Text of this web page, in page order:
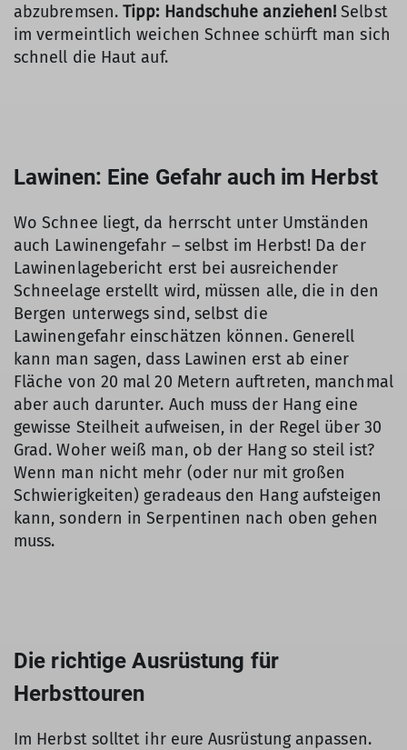
abzubremsen.Tipp: Handschuhe anziehen!Selbst
im vermeintlich weichen Schnee schürft man sich
schnell die Haut auf.
Lawinen: Eine Gefahr auch im Herbst
Wo Schnee liegt, da herrscht unter Umständen
auch Lawinengefahr – selbst im Herbst! Da der
Lawinenlagebericht erst bei ausreichender
Schneelage erstellt wird, müssen alle, die in den
Bergen unterwegs sind, selbst die
Lawinengefahr einschätzen können. Generell
kann man sagen, dass Lawinen erst ab einer
Fläche von 20 mal 20 Metern auftreten, manchmal
aber auch darunter. Auch muss der Hang eine
gewisse Steilheit aufweisen, in der Regel über 30
Grad. Woher weiß man, ob der Hang so steil ist?
Wenn man nicht mehr (oder nur mit großen
Schwierigkeiten) geradeaus den Hang aufsteigen
kann, sondern in Serpentinen nach oben gehen
muss.
Die richtige Ausrüstung für
Herbsttouren
Im Herbst solltet ihr eure Ausrüstung anpassen.